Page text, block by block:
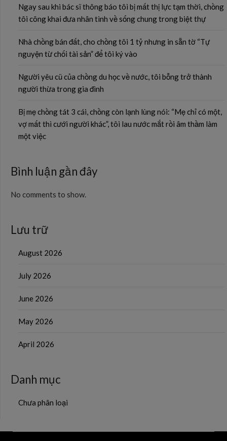
Ngay sau khi bác sĩ thông báo tôi bị mất thị lực tạm thời, chồng
tôi công khai đưa nhân tình về sống chung trong biệt thự
Nhà chồng bán đất, cho chồng tôi 1 tỷ nhưng in sẵn tờ “Tự
nguyện từ chối tài sản” để tôi ký vào
Người yêu cũ của chồng du học về nước, tôi bỗng trở thành
người thừa trong gia đình
Bị mẹ chồng tát 3 cái, chồng còn lạnh lùng nói: “Mẹ chỉ có một,
vợ mất thì cưới người khác”, tôi lau nước mắt rồi âm thầm làm
một việc
Bình luận gần đây
No comments to show.
Lưu trữ
August 2026
July 2026
June 2026
May 2026
April 2026
Danh mục
Chưa phân loại